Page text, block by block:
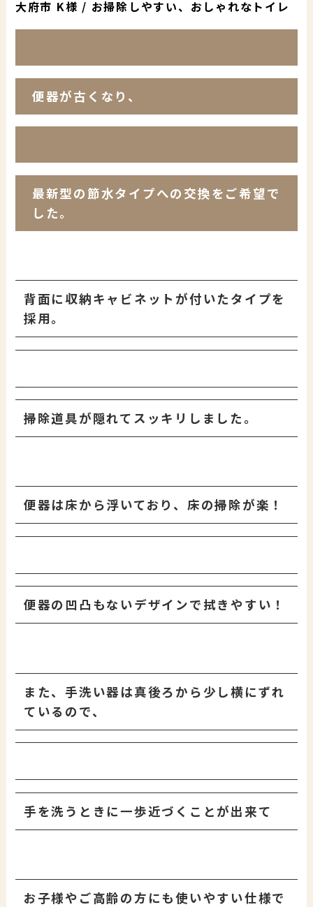
大府市 K様 / お掃除しやすい、おしゃれなトイレ
便器が古くなり、
最新型の節水タイプへの交換をご希望で
した。
背面に収納キャビネットが付いたタイプを
採用。
掃除道具が隠れてスッキリしました。
便器は床から浮いており、床の掃除が楽！
便器の凹凸もないデザインで拭きやすい！
また、手洗い器は真後ろから少し横にずれ
ているので、
手を洗うときに一歩近づくことが出来て
お子様やご高齢の方にも使いやすい仕様で